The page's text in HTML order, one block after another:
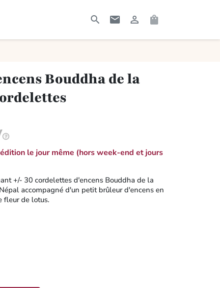
   
Bouddha de la
le jour même (hors week-end et jours
+/- 30 cordelettes d'encens Bouddha de la
accompagné d'un petit brûleur d'encens en
fleur de lotus.